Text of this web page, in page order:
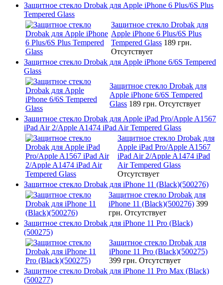
Защитное стекло Drobak для Apple iPhone 6 Plus/6S Plus
Tempered Glass
Защитное стекло Drobak для
Apple iPhone 6 Plus/6S Plus
Tempered Glass 189 грн.
Отсутствует
Защитное стекло Drobak для Apple iPhone 6/6S Tempered
Glass
Защитное стекло Drobak для
Apple iPhone 6/6S Tempered
Glass 189 грн. Отсутствует
Защитное стекло Drobak для Apple iPad Pro/Apple A1567
iPad Air 2/Apple A1474 iPad Air Tempered Glass
Защитное стекло Drobak для
Apple iPad Pro/Apple A1567
iPad Air 2/Apple A1474 iPad
Air Tempered Glass
Отсутствует
Защитное стекло Drobak для iPhone 11 (Black)(500276)
Защитное стекло Drobak для
iPhone 11 (Black)(500276) 399
грн. Отсутствует
Защитное стекло Drobak для iPhone 11 Pro (Black)
(500275)
Защитное стекло Drobak для
iPhone 11 Pro (Black)(500275)
399 грн. Отсутствует
Защитное стекло Drobak для iPhone 11 Pro Max (Black)
(500277)